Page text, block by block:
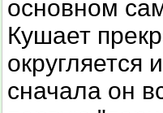
основном
Кушает
округляется
сначала он